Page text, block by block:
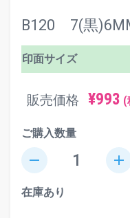
B120 7(黒
印面サイズ
販売価格 ¥993 (
ご購入数量
remove add
在庫あり